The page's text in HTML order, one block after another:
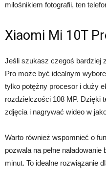
miłośnikiem fotografii, ten
Xiaomi Mi 10T
Jeśli szukasz czegoś bardziej
Pro może być idealnym
tylko potężny procesor i duży
rozdzielczości 108 MP. Dzięki
zdjęcia i nagrywać wideo w
Warto również wspomnieć o
pozwala na pełne
minut. To idealne rozwiązanie